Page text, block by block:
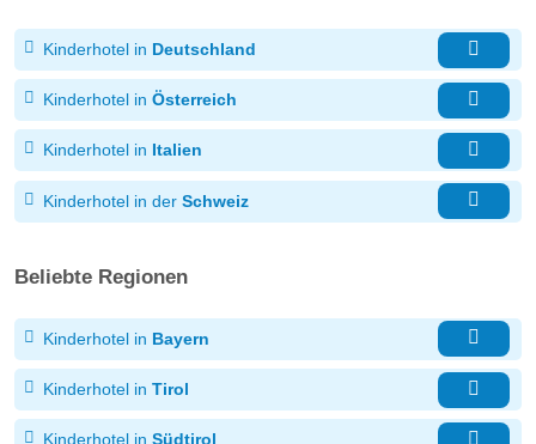
Kinderhotel in Deutschland
Kinderhotel in Österreich
Kinderhotel in Italien
Kinderhotel in der Schweiz
Beliebte Regionen
Kinderhotel in Bayern
Kinderhotel in Tirol
Kinderhotel in Südtirol